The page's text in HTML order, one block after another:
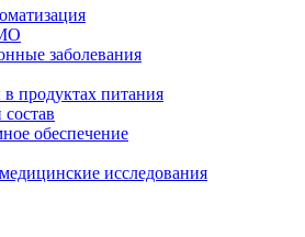
заболевания
продуктах питания
обеспечение
исследования